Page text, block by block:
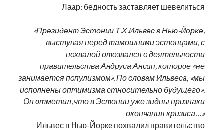
Лаар: бедность заставляет шевелиться
«Президент Эстонии Т.Х.Ильвес в Нью-Йорке,
выступая перед тамошними эстонцами, с
похвалой отозвался о деятельности
правительства Андруса Ансип, которое «не
занимается популизмом». По словам Ильвеса, «мы
исполнены оптимизма относительно будущего».
Он отметил, что в Эстонии уже видны признаки
окончания кризиса…»
Ильвес в Нью-Йорке похвалил правительство